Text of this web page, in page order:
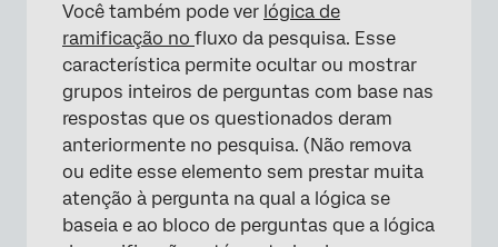
×
Você também pode ver lógica de
ramificação no fluxo da pesquisa. Esse
característica permite ocultar ou mostrar
grupos inteiros de perguntas com base nas
respostas que os questionados deram
anteriormente no pesquisa. (Não remova
ou edite esse elemento sem prestar muita
atenção à pergunta na qual a lógica se
baseia e ao bloco de perguntas que a lógica